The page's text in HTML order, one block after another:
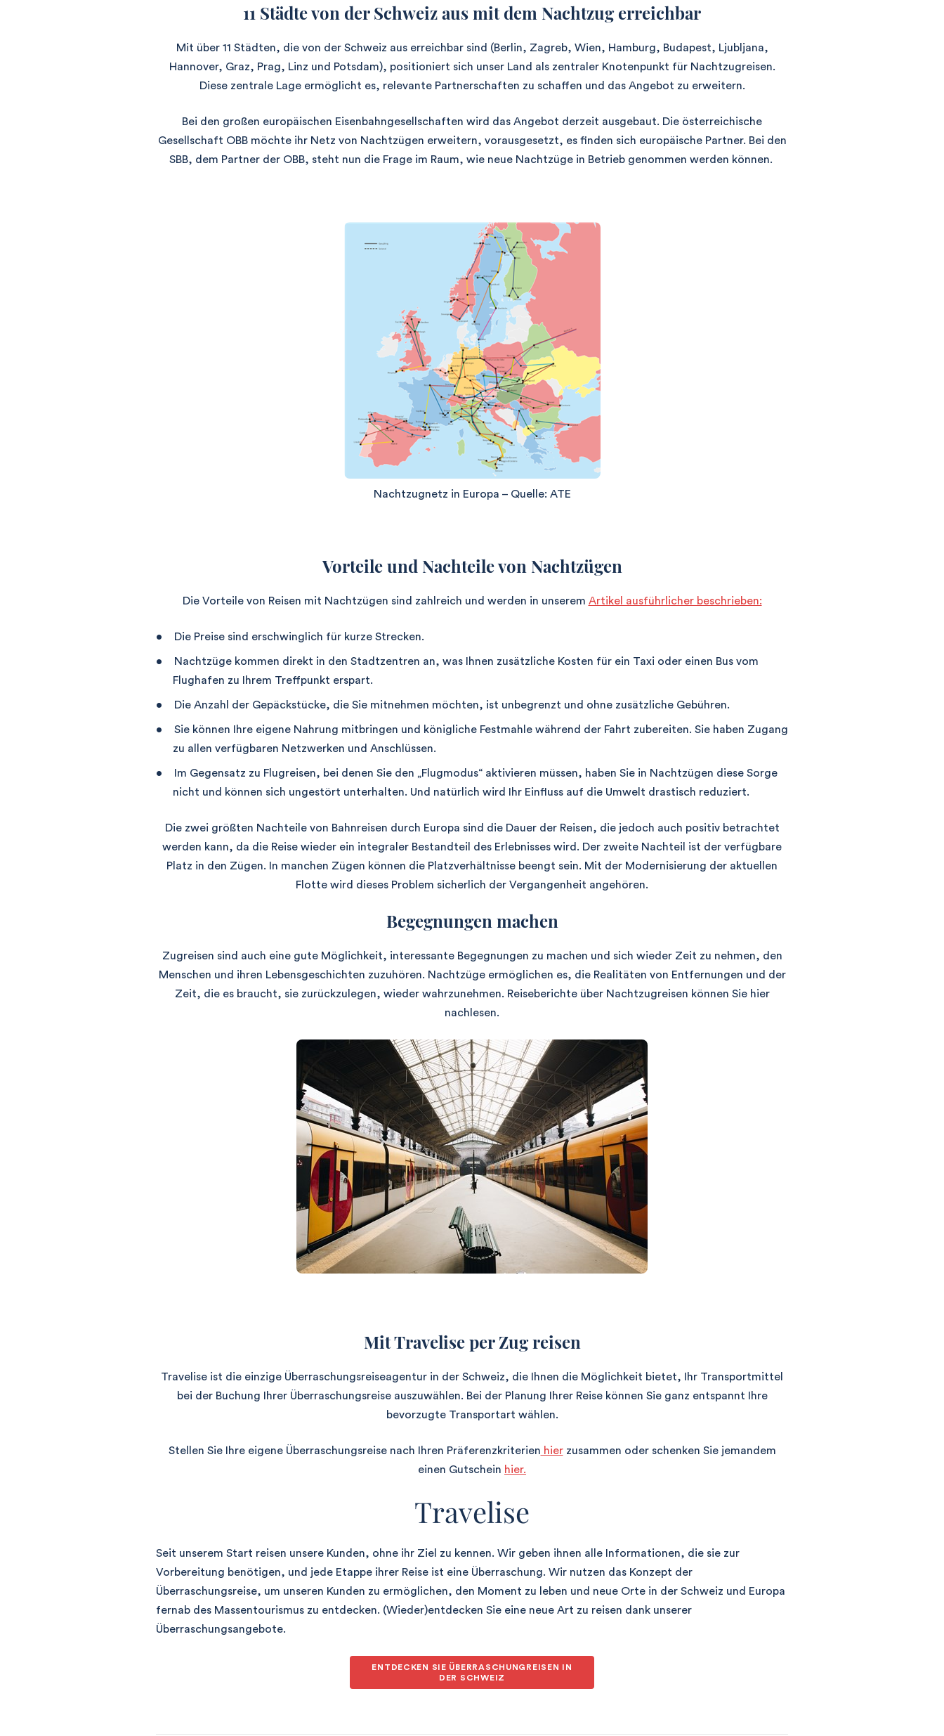
11 Städte von der Schweiz aus mit dem Nachtzug erreichbar
Mit über 11 Städten, die von der Schweiz aus erreichbar sind (Berlin, Zagreb, Wien, Hamburg, Budapest, Ljubljana,
Hannover, Graz, Prag, Linz und Potsdam), positioniert sich unser Land als zentraler Knotenpunkt für Nachtzugreisen.
Diese zentrale Lage ermöglicht es, relevante Partnerschaften zu schaffen und das Angebot zu erweitern.
Bei den großen europäischen Eisenbahngesellschaften wird das Angebot derzeit ausgebaut. Die österreichische
Gesellschaft OBB möchte ihr Netz von Nachtzügen erweitern, vorausgesetzt, es finden sich europäische Partner. Bei den
SBB, dem Partner der OBB, steht nun die Frage im Raum, wie neue Nachtzüge in Betrieb genommen werden können.
Nachtzugnetz in Europa – Quelle: ATE
Vorteile und Nachteile von Nachtzügen
Die Vorteile von Reisen mit Nachtzügen sind zahlreich und werden in unserem Artikel ausführlicher beschrieben:
Die Preise sind erschwinglich für kurze Strecken.
Nachtzüge kommen direkt in den Stadtzentren an, was Ihnen zusätzliche Kosten für ein Taxi oder einen Bus vom
Flughafen zu Ihrem Treffpunkt erspart.
Die Anzahl der Gepäckstücke, die Sie mitnehmen möchten, ist unbegrenzt und ohne zusätzliche Gebühren.
Sie können Ihre eigene Nahrung mitbringen und königliche Festmahle während der Fahrt zubereiten. Sie haben Zugang
zu allen verfügbaren Netzwerken und Anschlüssen.
Im Gegensatz zu Flugreisen, bei denen Sie den „Flugmodus“ aktivieren müssen, haben Sie in Nachtzügen diese Sorge
nicht und können sich ungestört unterhalten. Und natürlich wird Ihr Einfluss auf die Umwelt drastisch reduziert.
Die zwei größten Nachteile von Bahnreisen durch Europa sind die Dauer der Reisen, die jedoch auch positiv betrachtet
werden kann, da die Reise wieder ein integraler Bestandteil des Erlebnisses wird. Der zweite Nachteil ist der verfügbare
Platz in den Zügen. In manchen Zügen können die Platzverhältnisse beengt sein. Mit der Modernisierung der aktuellen
Flotte wird dieses Problem sicherlich der Vergangenheit angehören.
Begegnungen machen
Zugreisen sind auch eine gute Möglichkeit, interessante Begegnungen zu machen und sich wieder Zeit zu nehmen, den
Menschen und ihren Lebensgeschichten zuzuhören. Nachtzüge ermöglichen es, die Realitäten von Entfernungen und der
Zeit, die es braucht, sie zurückzulegen, wieder wahrzunehmen. Reiseberichte über Nachtzugreisen können Sie hier
nachlesen.
Mit Travelise per Zug reisen
Travelise ist die einzige Überraschungsreiseagentur in der Schweiz, die Ihnen die Möglichkeit bietet, Ihr Transportmittel
bei der Buchung Ihrer Überraschungsreise auszuwählen. Bei der Planung Ihrer Reise können Sie ganz entspannt Ihre
bevorzugte Transportart wählen.
Stellen Sie Ihre eigene Überraschungsreise nach Ihren Präferenzkriterien hierzusammen oder schenken Sie jemandem
einen Gutschein hier.
Travelise
Seit unserem Start reisen unsere Kunden, ohne ihr Ziel zu kennen. Wir geben ihnen alle Informationen, die sie zur
Vorbereitung benötigen, und jede Etappe ihrer Reise ist eine Überraschung. Wir nutzen das Konzept der
Überraschungsreise, um unseren Kunden zu ermöglichen, den Moment zu leben und neue Orte in der Schweiz und Europa
fernab des Massentourismus zu entdecken. (Wieder)entdecken Sie eine neue Art zu reisen dank unserer
Überraschungsangebote.
ENTDECKEN SIE ÜBERRASCHUNGREISEN IN
DER SCHWEIZ